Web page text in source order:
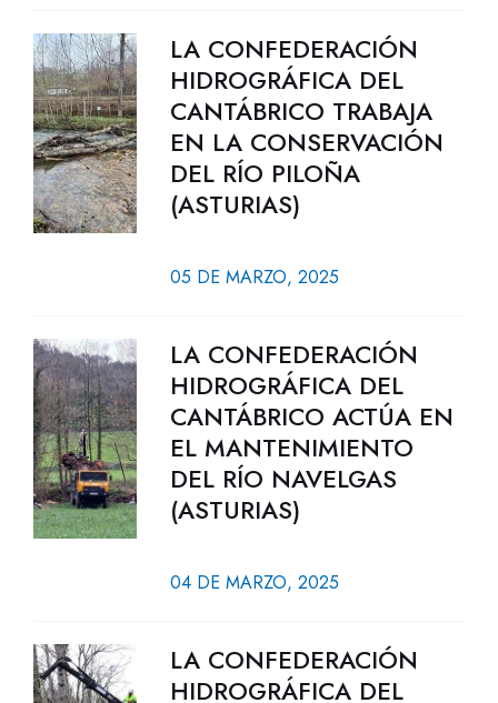
LA CONFEDERACIÓN
HIDROGRÁFICA DEL
CANTÁBRICO TRABAJA
EN LA CONSERVACIÓN
DEL RÍO PILOÑA
(ASTURIAS)
05 DE MARZO, 2025
LA CONFEDERACIÓN
HIDROGRÁFICA DEL
CANTÁBRICO ACTÚA EN
EL MANTENIMIENTO
DEL RÍO NAVELGAS
(ASTURIAS)
04 DE MARZO, 2025
LA CONFEDERACIÓN
HIDROGRÁFICA DEL